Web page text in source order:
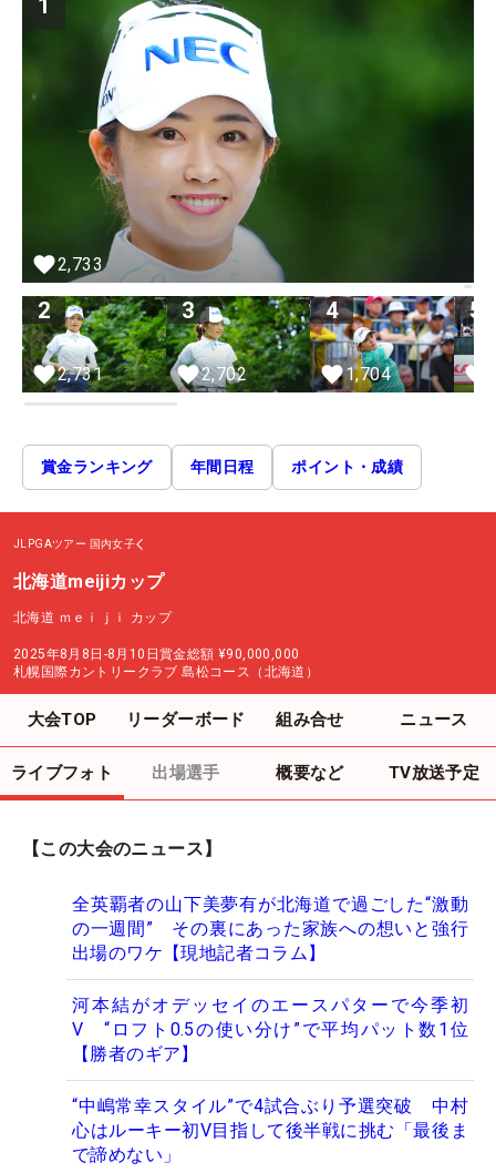
1
2,733
2
2,731
3
2,702
4
1,704
5
賞金ランキング 年間日程 ポイント・成績
JLPGAツアー 国内女子
北海道meijiカップ
北海道 ｍｅｉｊｉ カップ
2025年8月8日-8月10日賞金総額 ¥90,000,000
札幌国際カントリークラブ 島松コース（北海道）
大会TOP リーダーボード 組み合せ ニュース
ライブフォト 出場選手 概要など TV放送予定
【この大会のニュース】
全英覇者の山下美夢有が北海道で過ごした“激動
の一週間” その裏にあった家族への想いと強行
出場のワケ【現地記者コラム】
河本結がオデッセイのエースパターで今季初
V “ロフト0.5の使い分け”で平均パット数1位
【勝者のギア】
“中嶋常幸スタイル”で4試合ぶり予選突破 中村
心はルーキー初V目指して後半戦に挑む「最後ま
で諦めない」